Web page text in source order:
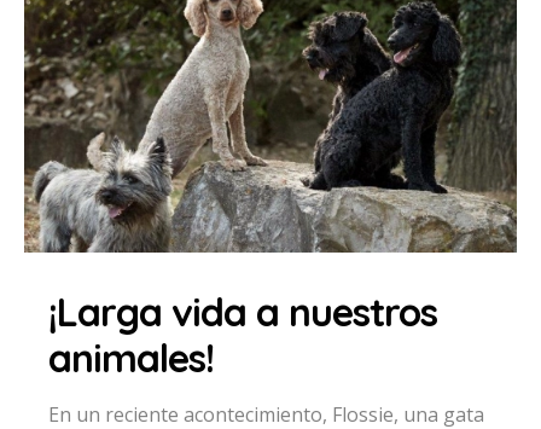
¡Larga vida a nuestros
animales!
En un reciente acontecimiento, Flossie, una gata